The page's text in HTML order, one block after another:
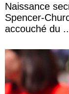
Naissance
Spencer-